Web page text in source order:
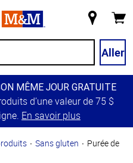
magasin
Aller
MÊME JOUR GRATUITE
d’une valeur de 75 $
En savoir plus
Sans gluten
Purée de